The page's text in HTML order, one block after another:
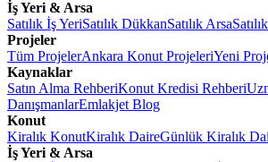
İş Yeri & Arsa
Satılık İş YeriSatılık DükkanSatılık Arsa
Projeler
Tüm ProjelerAnkara Konut ProjeleriYeni
Kaynaklar
Satın Alma RehberiKonut Kredisi Rehberi
DanışmanlarEmlakjet Blog
Konut
Kiralık KonutKiralık DaireGünlük Kiralık
İş Yeri & Arsa